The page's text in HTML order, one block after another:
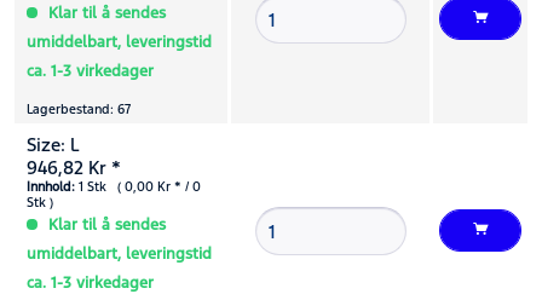
Klar til å sendes
umiddelbart, leveringstid
ca. 1-3 virkedager
Lagerbestand: 67
Size: L
946,82 Kr *
Innhold: 1 Stk ( 0,00 Kr * / 0
Stk )
Klar til å sendes
umiddelbart, leveringstid
ca. 1-3 virkedager